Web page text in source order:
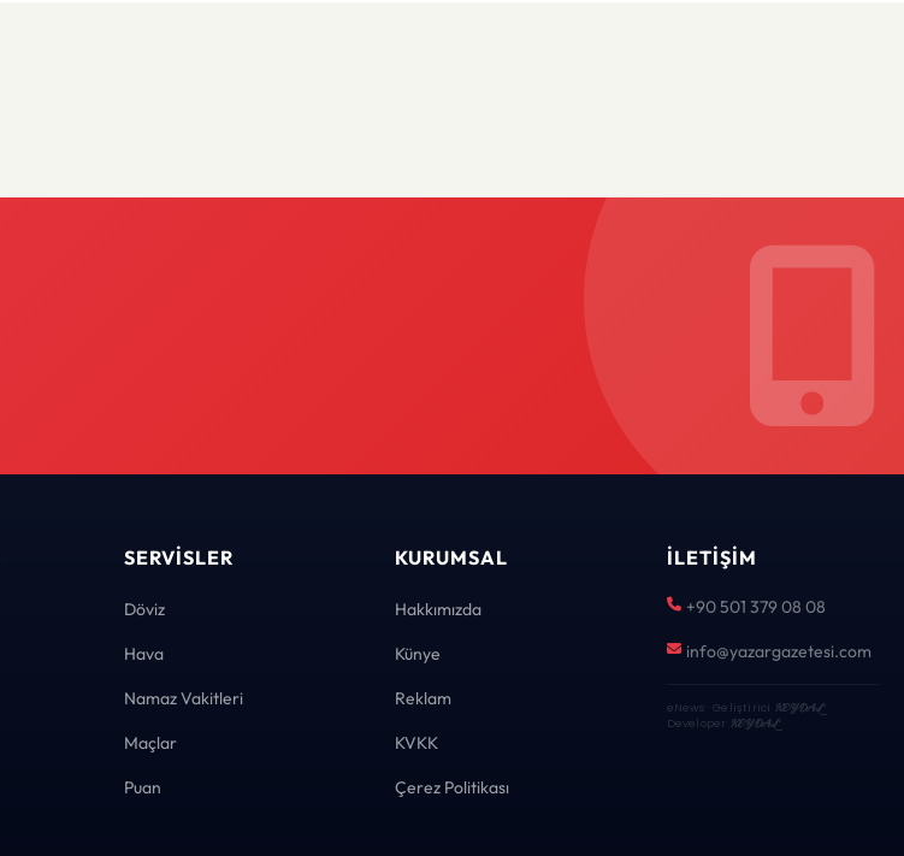
SERVISLER
Döviz
Hava
Namaz Vakitleri
Maçlar
Puan
KURUMSAL
Hakkımızda
Künye
Reklam
KVKK
Çerez Politikası
İLETIŞIM
+90 501 379 08 08
info@yazargazetesi.com
eNews · Geliştirici KEYDAL·
Developer KEYDAL